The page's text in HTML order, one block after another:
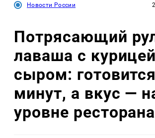
Новости России
Потрясающий
лаваша с
сыром:
минут, а вкус —
уровне ресторана